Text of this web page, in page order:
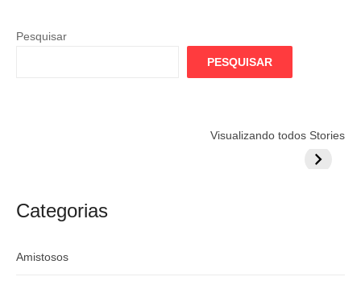
Pesquisar
PESQUISAR
Visualizando todos Stories
argentino
Globo quer
Lesão
do
Categorias
Amistosos